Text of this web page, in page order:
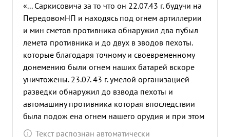
«... Саркисовича за то что он 22.07.43 г. будучи на
ПередовомНП и находясь под огнем артиллерии
и мин сметов противника обнаружил два пубыл
лемета противника и до двух в зводов пехоты.
которые благодаря точному и своевременному
донемению были огнем наших батарей вскоре
уничтожены. 23.07. 43 г. умелой организацией
разведки обнаружил до взвода пехоты и
автомашину противника которая впоследствии
была подож ена огнем нашего орудия и при этом
было убито и ренено до 25 фашистов ...»
Текст распознан автоматически